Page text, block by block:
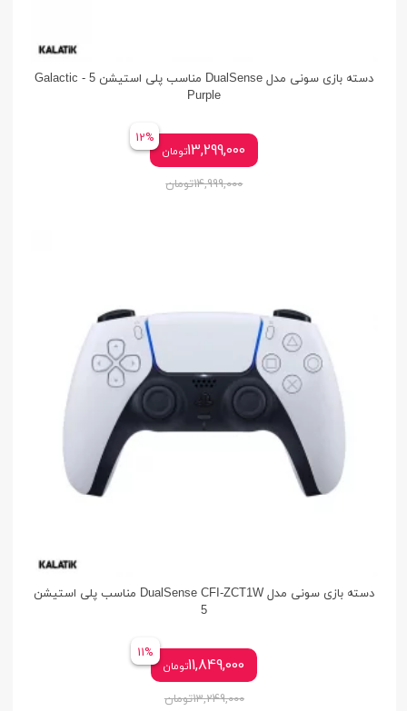
دسته بازی سونی مدل DualSense مناسب پلی استیشن 5 - Galactic
Purple
13,299,000تومان
12%
14,999,000تومان
دسته بازی سونی مدل DualSense CFI-ZCT1W مناسب پلی استیشن
5
11,849,000تومان
11%
13,249,000تومان